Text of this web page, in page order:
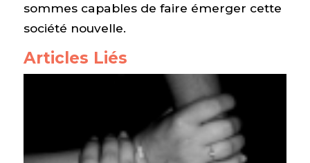
sommes capables de faire émerger cette
société nouvelle.
Articles Liés